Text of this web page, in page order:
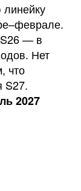
— в
Нет
что
S27.
2027